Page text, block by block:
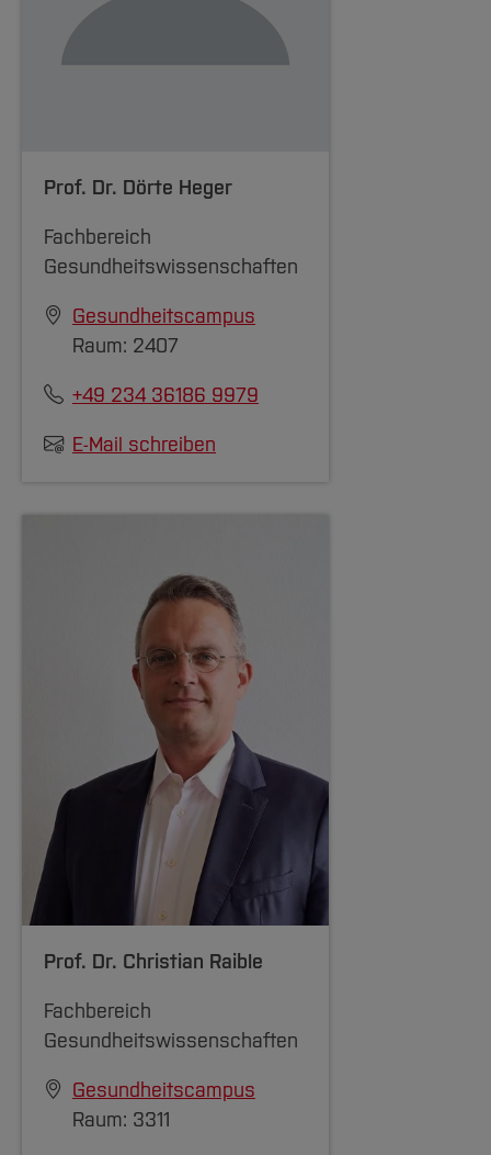
Prof. Dr. Dörte Heger
Fachbereich
Gesundheitswissenschaften
Gesundheitscampus
Raum: 2407
+49 234 36186 9979
E-Mail schreiben
Prof. Dr. Christian Raible
Fachbereich
Gesundheitswissenschaften
Gesundheitscampus
Raum: 3311